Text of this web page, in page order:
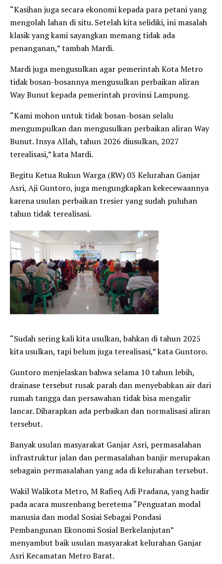
“Kasihan juga secara ekonomi kepada para petani yang
mengolah lahan di situ. Setelah kita selidiki, ini masalah
klasik yang kami sayangkan memang tidak ada
penanganan,” tambah Mardi.
Mardi juga mengusulkan agar pemerintah Kota Metro
tidak bosan-bosannya mengusulkan perbaikan aliran
Way Bunut kepada pemerintah provinsi Lampung.
“Kami mohon untuk tidak bosan-bosan selalu
mengumpulkan dan mengusulkan perbaikan aliran Way
Bunut. Insya Allah, tahun 2026 diusulkan, 2027
terealisasi,” kata Mardi.
Begitu Ketua Rukun Warga (RW) 03 Kelurahan Ganjar
Asri, Aji Guntoro, juga mengungkapkan kekecewaannya
karena usulan perbaikan tresier yang sudah puluhan
tahun tidak terealisasi.
“Sudah sering kali kita usulkan, bahkan di tahun 2025
kita usulkan, tapi belum juga terealisasi,” kata Guntoro.
Guntoro menjelaskan bahwa selama 10 tahun lebih,
drainase tersebut rusak parah dan menyebabkan air dari
rumah tangga dan persawahan tidak bisa mengalir
lancar. Diharapkan ada perbaikan dan normalisasi aliran
tersebut.
Banyak usulan masyarakat Ganjar Asri, permasalahan
infrastruktur jalan dan permasalahan banjir merupakan
sebagain permasalahan yang ada di kelurahan tersebut.
Wakil Walikota Metro, M Rafieq Adi Pradana, yang hadir
pada acara musrenbang beretema “Penguatan modal
manusia dan modal Sosiai Sebagai Pondasi
Pembangunan Ekonomi Sosial Berkelanjutan”
menyambut baik usulan masyarakat kelurahan Ganjar
Asri Kecamatan Metro Barat.